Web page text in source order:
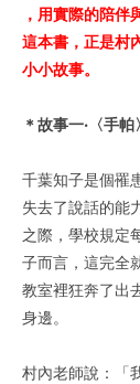
，用實際的陪伴
這本書，正是村
小小故事。
＊故事一‧〈手帕
千葉知子是個罹
失去了說話的能
之際，學校規定
子而言，這完全
教室裡狂奔了出
身邊。
村內老師說：「